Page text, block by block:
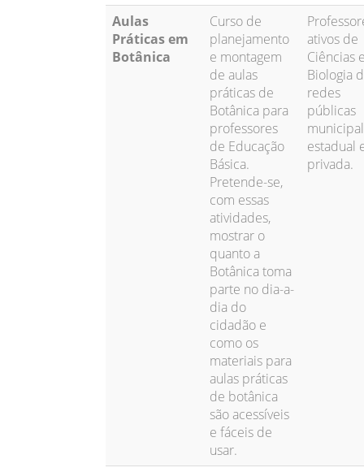
Aulas
Práticas em
Botânica
Curso de
planejamento
e montagem
de aulas
práticas de
Botânica para
professores
de Educação
Básica.
Pretende-se,
com essas
atividades,
mostrar o
quanto a
Botânica toma
parte no dia-a-
dia do
cidadão e
como os
materiais para
aulas práticas
de botânica
são acessíveis
e fáceis de
usar.
ativos de
Ciências
Biologia
redes
públicas
estadual
privada.